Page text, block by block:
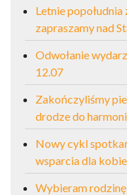
Letnie
zapraszamy nad
Odwołanie
12.07
Zakończyliśmy
drodze do
Nowy cykl
wsparcia dla
Wybieram